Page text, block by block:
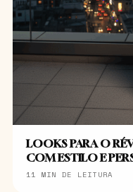
LOOKS PARA O
COM ESTILO E
11 MIN DE LEITURA